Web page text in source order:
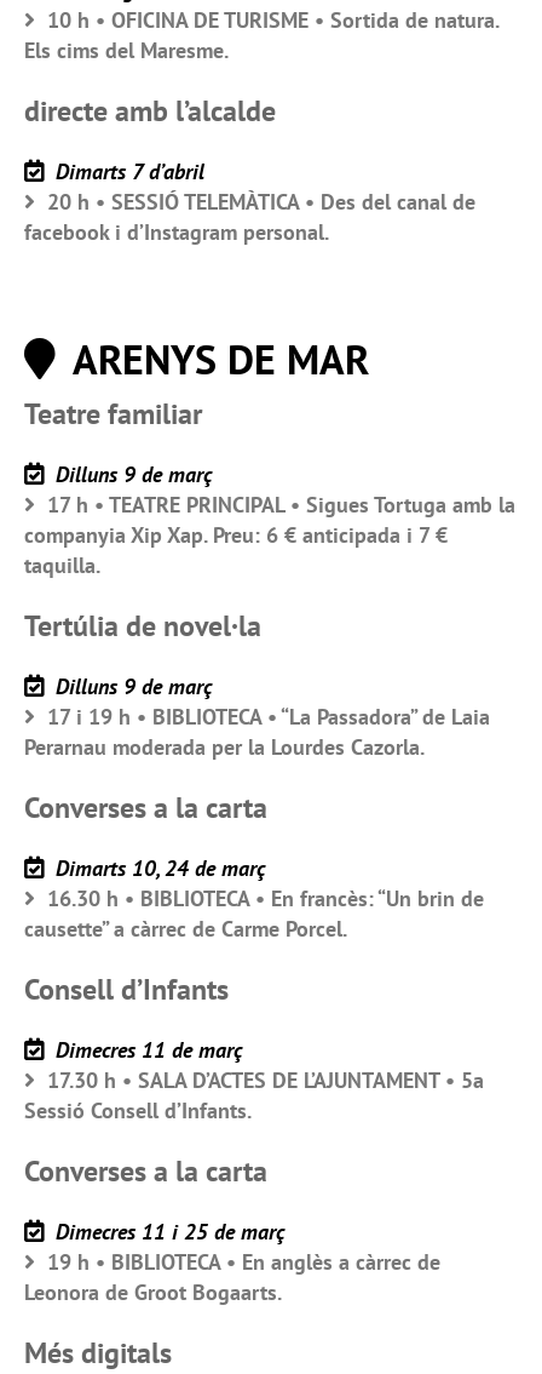
10 h • OFICINA DE TURISME • Sortida de natura.
Els cims del Maresme.
directe amb l’alcalde
Dimarts 7 d’abril
20 h • SESSIÓ TELEMÀTICA • Des del canal de
facebook i d’Instagram personal.
ARENYS DE MAR
Teatre familiar
Dilluns 9 de març
17 h • TEATRE PRINCIPAL • Sigues Tortuga amb la
companyia Xip Xap. Preu: 6 € anticipada i 7 €
taquilla.
Tertúlia de novel·la
Dilluns 9 de març
17 i 19 h • BIBLIOTECA • “La Passadora” de Laia
Perarnau moderada per la Lourdes Cazorla.
Converses a la carta
Dimarts 10, 24 de març
16.30 h • BIBLIOTECA • En francès: “Un brin de
causette” a càrrec de Carme Porcel.
Consell d’Infants
Dimecres 11 de març
17.30 h • SALA D’ACTES DE L’AJUNTAMENT • 5a
Sessió Consell d’Infants.
Converses a la carta
Dimecres 11 i 25 de març
19 h • BIBLIOTECA • En anglès a càrrec de
Leonora de Groot Bogaarts.
Més digitals